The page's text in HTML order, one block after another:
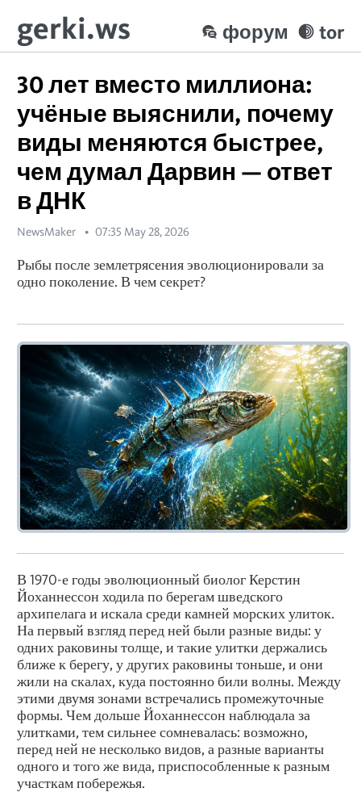
gerki.ws tor
форум
30 лет вместо миллиона:
учёные выяснили, почему
виды меняются быстрее,
чем думал Дарвин — ответ
в ДНК
NewsMaker 07:35 May 28, 2026
Рыбы после землетрясения эволюционировали за
одно поколение. В чем секрет?
В 1970-е годы эволюционный биолог Керстин
Йоханнессон ходила по берегам шведского
архипелага и искала среди камней морских улиток.
На первый взгляд перед ней были разные виды: у
одних раковины толще, и такие улитки держались
ближе к берегу, у других раковины тоньше, и они
жили на скалах, куда постоянно били волны. Между
этими двумя зонами встречались промежуточные
формы. Чем дольше Йоханнессон наблюдала за
улитками, тем сильнее сомневалась: возможно,
перед ней не несколько видов, а разные варианты
одного и того же вида, приспособленные к разным
участкам побережья.